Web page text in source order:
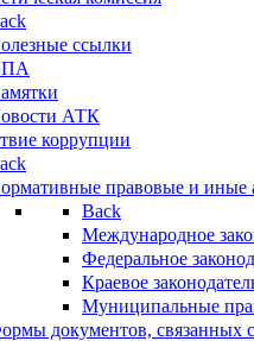
ссылки
АТК
коррупции
правовые и иные
Back
Международное
Федеральное
Краевое
Муниципальные
документов, связанных